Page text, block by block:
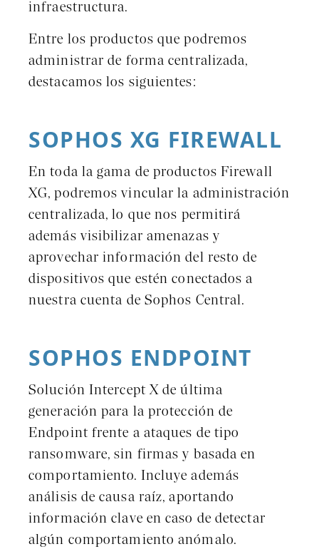
infraestructura.
Entre los productos que podremos
administrar de forma centralizada,
destacamos los siguientes:
SOPHOS XG FIREWALL
En toda la gama de productos Firewall
XG, podremos vincular la administración
centralizada, lo que nos permitirá
además visibilizar amenazas y
aprovechar información del resto de
dispositivos que estén conectados a
nuestra cuenta de Sophos Central.
SOPHOS ENDPOINT
Solución Intercept X de última
generación para la protección de
Endpoint frente a ataques de tipo
ransomware, sin firmas y basada en
comportamiento. Incluye además
análisis de causa raíz, aportando
información clave en caso de detectar
algún comportamiento anómalo.